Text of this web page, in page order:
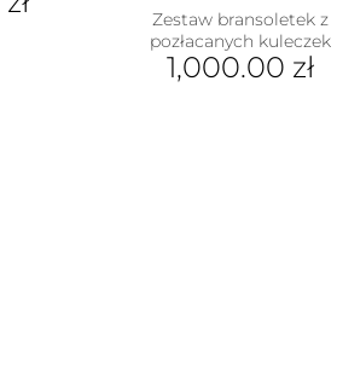
Zestaw bransoletek z
pozłacanych kuleczek
1,000.00 zł